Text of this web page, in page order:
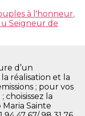
à l'honneur,
Seigneur de
d’un
réalisation et la
; pour vos
choisissez la
Maria Sainte